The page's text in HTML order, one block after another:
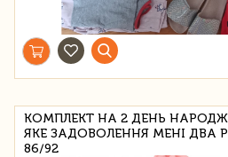
КОМПЛЕКТ НА 2 ДЕНЬ
ЯКЕ ЗАДОВОЛЕННЯ МЕНІ ДВА
86/92